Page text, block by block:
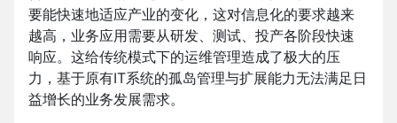
要能快速地适应产业的变化，这对信息化的要求越来
越高，业务应用需要从研发、测试、投产各阶段快速
响应。这给传统模式下的运维管理造成了极大的压
力，基于原有IT系统的孤岛管理与扩展能力无法满足日
益增长的业务发展需求。